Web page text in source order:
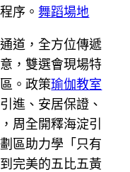
序。 舞蹈場地
道，全方位傳遞
，雙選會現場特
。政策瑜伽教室
進、安居保證、
周全開釋海淀引
區助力學「只有
完美的五比五黃